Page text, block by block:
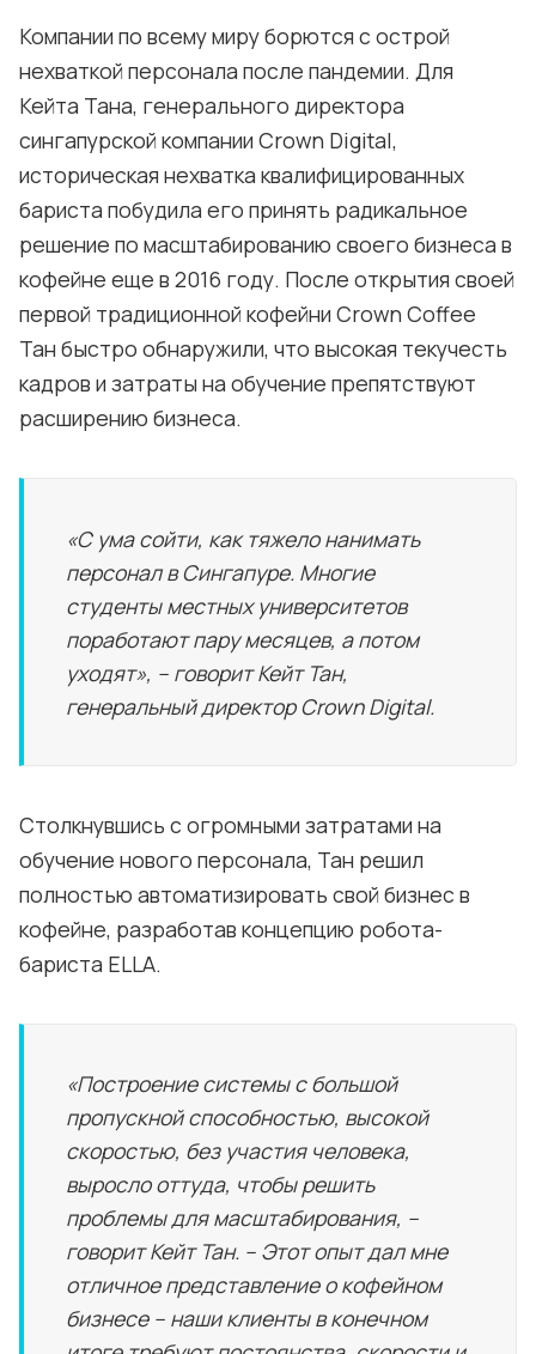
Компании по всему миру борются с острой
нехваткой персонала после пандемии. Для
Кейта Тана, генерального директора
сингапурской компании Crown Digital,
историческая нехватка квалифицированных
бариста побудила его принять радикальное
решение по масштабированию своего бизнеса в
кофейне еще в 2016 году. После открытия своей
первой традиционной кофейни Crown Coffee
Тан быстро обнаружили, что высокая текучесть
кадров и затраты на обучение препятствуют
расширению бизнеса.
«С ума сойти, как тяжело нанимать
персонал в Сингапуре. Многие
студенты местных университетов
поработают пару месяцев, а потом
уходят», – говорит Кейт Тан,
генеральный директор Crown Digital.
Столкнувшись с огромными затратами на
обучение нового персонала, Тан решил
полностью автоматизировать свой бизнес в
кофейне, разработав концепцию робота-
бариста ELLA.
«Построение системы с большой
пропускной способностью, высокой
скоростью, без участия человека,
выросло оттуда, чтобы решить
проблемы для масштабирования, –
говорит Кейт Тан. – Этот опыт дал мне
отличное представление о кофейном
бизнесе – наши клиенты в конечном